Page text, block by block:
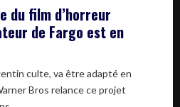
du film d’horreur
de Fargo est en
culte, va être adapté en
Bros relance ce projet